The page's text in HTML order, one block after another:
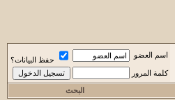
اسم العضو
حفظ البيانات؟
كلمة المرور
البحث